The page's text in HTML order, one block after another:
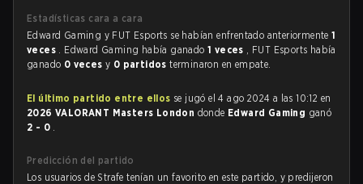
Estadísticas cara a cara
Edward Gaming y FUT Esports se habían enfrentado anteriormente1
veces . Edward Gaming había ganado1 veces , FUT Esports había
ganado 0 vecesy 0 partidosterminaron en empate.
El último partido entre ellos se jugó el 4 ago 2024 a las 10:12 en
2026 VALORANT Masters London donde Edward Gaming ganó
2 - 0 .
Predicción del partido
Los usuarios de Strafe tenían un favorito en este partido, y predijeron